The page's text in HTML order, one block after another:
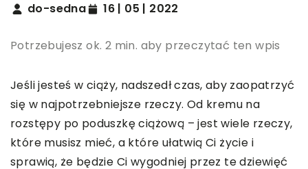
do-sedna 16 | 05 | 2022
Potrzebujesz ok. 2 min. aby przeczytać ten wpis
Jeśli jesteś w ciąży, nadszedł czas, aby zaopatrzyć
się w najpotrzebniejsze rzeczy. Od kremu na
rozstępy po poduszkę ciążową – jest wiele rzeczy,
które musisz mieć, a które ułatwią Ci życie i
sprawią, że będzie Ci wygodniej przez te dziewięć